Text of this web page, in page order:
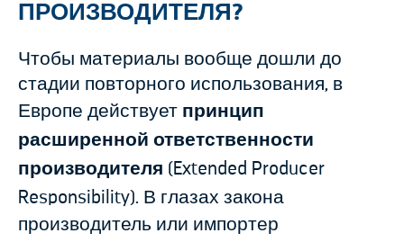
ПРОИЗВОДИТЕЛЯ?
Чтобы материалы вообще дошли до
стадии повторного использования, в
Европе действует принцип
расширенной ответственности
производителя (Extended Producer
Responsibility). В глазах закона
производитель или импортер